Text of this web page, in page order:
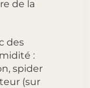
de la
des
:
spider
(sur